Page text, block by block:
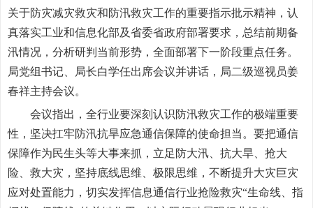
关于防灾减灾救灾和防汛救灾工作的重要指示批示精神，认
真落实工业和信息化部及省委省政府部署要求，总结前期备
汛情况，分析研判当前形势，全面部署下一阶段重点任务。
局党组书记、局长白学任出席会议并讲话，局二级巡视员姜
春祥主持会议。
会议指出，全行业要深刻认识防汛救灾工作的极端重要
性，坚决扛牢防汛抗旱应急通信保障的使命担当。要把通信
保障作为民生头等大事来抓，立足防大汛、抗大旱、抢大
险、救大灾，坚持底线思维、极限思维，不断提升大灾巨灾
应对处置能力，切实发挥信息通信行业抢险救灾“生命线、指